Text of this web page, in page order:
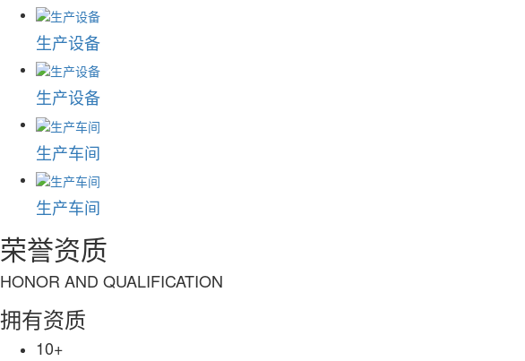
生产设备
生产设备
生产车间
生产车间
荣誉资质
HONOR AND QUALIFICATION
拥有资质
10+